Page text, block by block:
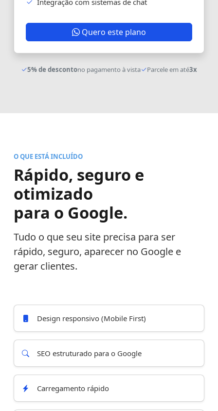
Integração com sistemas de chat
Quero este plano
5% de descontono pagamento à vista Parcele em até3x
O QUE ESTÁ INCLUÍDO
Rápido, seguro e
otimizado
para o Google.
Tudo o que seu site precisa para ser
rápido, seguro, aparecer no Google e
gerar clientes.
Design responsivo (Mobile First)
SEO estruturado para o Google
Carregamento rápido